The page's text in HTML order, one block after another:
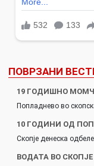
ПОВРЗАНИ
19 ГОДИШНО
Попладнево во
10 ГОДИНИ ОД
Скопје денеска
ВОДАТА ВО